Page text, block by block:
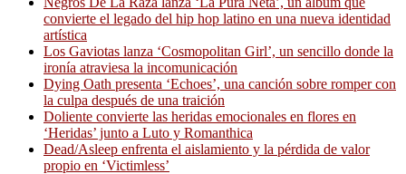
convierte el legado del hip hop latino en una nueva identidad
artística
Los Gaviotas lanza ‘Cosmopolitan Girl’, un sencillo donde la
ironía atraviesa la incomunicación
Dying Oath presenta ‘Echoes’, una canción sobre romper con
la culpa después de una traición
Doliente convierte las heridas emocionales en flores en
‘Heridas’ junto a Luto y Romanthica
Dead/Asleep enfrenta el aislamiento y la pérdida de valor
propio en ‘Victimless’